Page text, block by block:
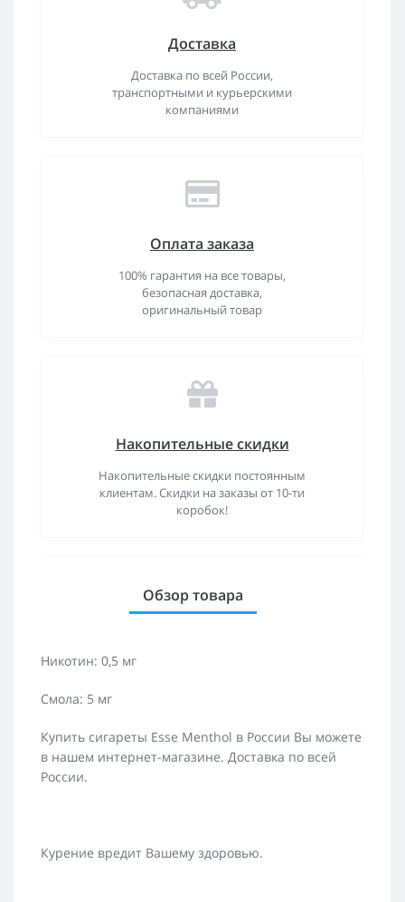
Доставка
Доставка по всей России,
транспортными и курьерскими
компаниями
Оплата заказа
100% гарантия на все товары,
безопасная доставка,
оригинальный товар
Накопительные скидки
Накопительные скидки постоянным
клиентам. Скидки на заказы от 10-ти
коробок!
Обзор товара
Никотин: 0,5 мг
Смола: 5 мг
Купить сигареты Esse Menthol в России Вы можете
в нашем интернет-магазине. Доставка по всей
России.
Курение вредит Вашему здоровью.